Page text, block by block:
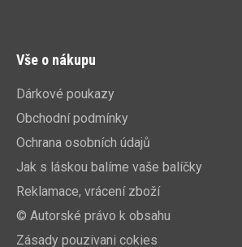
Vše o nákupu
Dárkové poukazy
Obchodní podmínky
Ochrana osobních údajů
Jak s láskou balíme vaše balíčky
Reklamace, vrácení zboží
© Autorské právo k obsahu
Zásady pouzivani cokies